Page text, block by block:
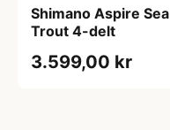
Shimano Aspire Sea
Trout 4-delt
3.599,00 kr